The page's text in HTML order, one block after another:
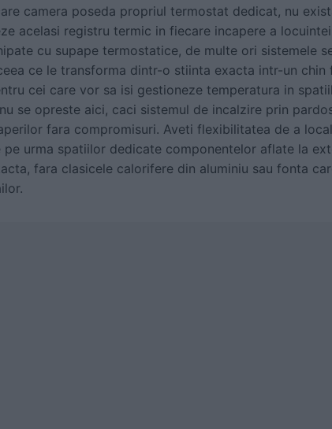
camera poseda propriul termostat dedicat, nu
acelasi registru termic in fiecare incapere a
cu supape termostatice, de multe ori sistemele
ce le transforma dintr-o stiinta exacta intr-un chin
cei care vor sa isi gestioneze temperatura in
se opreste aici, caci sistemul de incalzire prin
fara compromisuri. Aveti flexibilitatea de a
urma spatiilor dedicate componentelor aflate la
fara clasicele calorifere din aluminiu sau fonta